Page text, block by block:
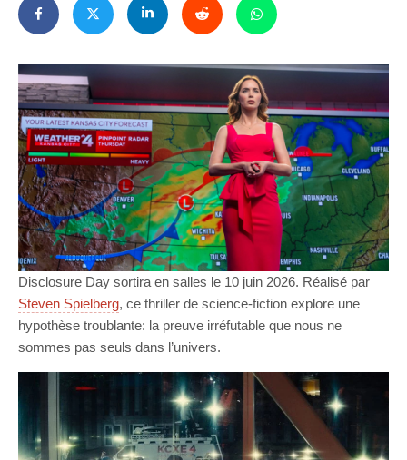
Disclosure Day sortira en salles le 10 juin 2026. Réalisé par
Steven Spielberg, ce thriller de science-fiction explore une
hypothèse troublante: la preuve irréfutable que nous ne
sommes pas seuls dans l’univers.